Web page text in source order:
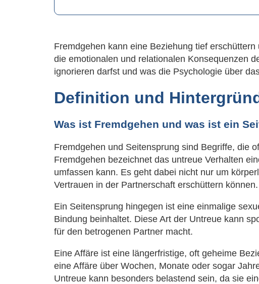
Fremdgehen kann eine Beziehung tief
die emotionalen und relationalen Konsequenzen
ignorieren darfst und was die Psychologie über
Definition und
Was ist Fremdgehen und was ist ein
Fremdgehen und Seitensprung sind Begriffe, die
Fremdgehen bezeichnet das untreue Verhalten
umfassen kann. Es geht dabei nicht nur um
Vertrauen in der Partnerschaft erschüttern können.
Ein Seitensprung hingegen ist eine einmalige
Bindung beinhaltet. Diese Art der Untreue kann
für den betrogenen Partner macht.
Eine Affäre ist eine längerfristige, oft geheime
eine Affäre über Wochen, Monate oder sogar
Untreue kann besonders belastend sein, da sie